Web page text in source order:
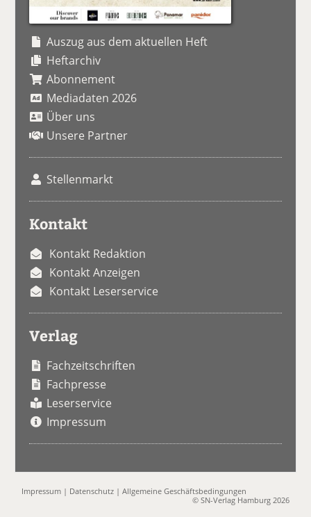
Auszug aus dem aktuellen Heft
Heftarchiv
Abonnement
Mediadaten 2026
Über uns
Unsere Partner
Stellenmarkt
Kontakt
Kontakt Redaktion
Kontakt Anzeigen
Kontakt Leserservice
Verlag
Fachzeitschriften
Fachpresse
Leserservice
Impressum
Impressum | Datenschutz |Allgemeine Geschäftsbedingungen
© SN-Verlag Hamburg 2026